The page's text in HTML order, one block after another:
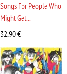
Songs For People Who
Might Get...
32,90€